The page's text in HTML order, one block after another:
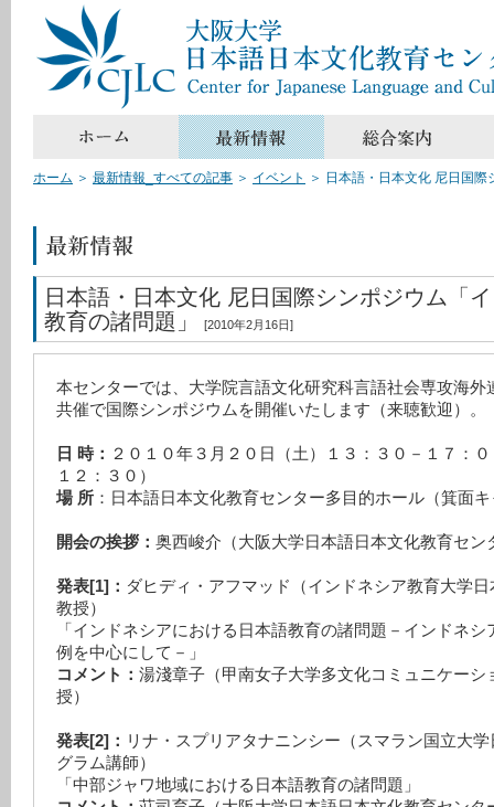
ホーム ＞ 最新情報_すべての記事 ＞ イベント ＞ 日本語・日本文化 尼日国
日本語・日本文化 尼日国際シンポジウム「
教育の諸問題」
[2010年2月16日]
本センターでは、大学院言語文化研究科言語社会専攻海外
共催で国際シンポジウムを開催いたします（来聴歓迎）。
日 時： ２０１０年３月２０日（土）１３：３０－１７：
１２：３０）
場 所 ：日本語日本文化教育センター多目的ホール（箕面
開会の挨拶： 奥西峻介（大阪大学日本語日本文化教育セン
発表[1]： ダヒディ・アフマッド（インドネシア教育大学
教授）
「インドネシアにおける日本語教育の諸問題－インドネシ
例を中心にして－」
コメント： 湯淺章子（甲南女子大学多文化コミュニケーシ
授）
発表[2]： リナ・スプリアタナニンシー（スマラン国立大
グラム講師）
「中部ジャワ地域における日本語教育の諸問題」